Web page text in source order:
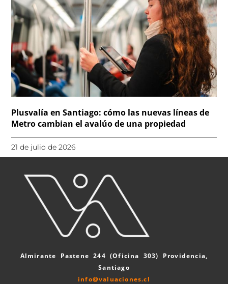
Plusvalía en Santiago: cómo las nuevas líneas de
Metro cambian el avalúo de una propiedad
21 de julio de 2026
Almirante Pastene 244 (Oficina 303) Providencia,
Santiago
info@valuaciones.cl